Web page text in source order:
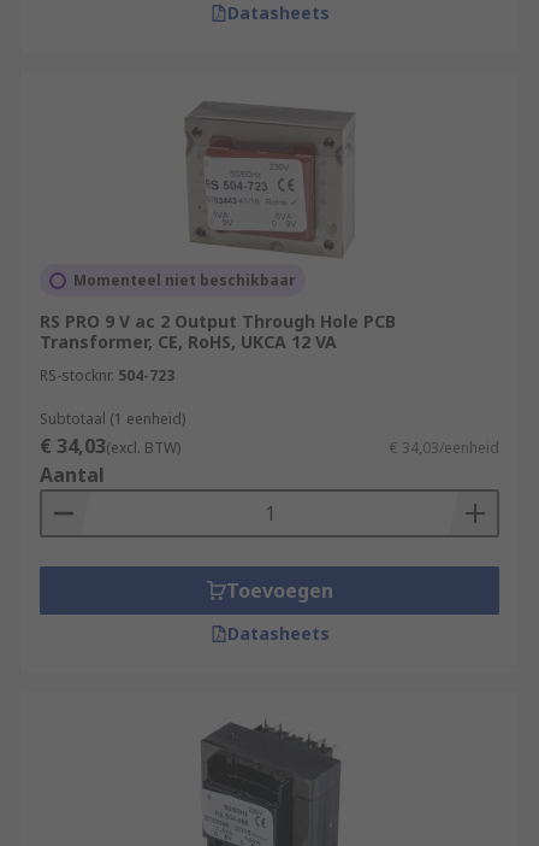
Datasheets
Momenteel niet beschikbaar
RS PRO 9 V ac 2 Output Through Hole PCB
Transformer, CE, RoHS, UKCA 12 VA
RS-stocknr. 504-723
Subtotaal (1 eenheid)
€ 34,03(excl. BTW) € 34,03/eenheid
Aantal
Toevoegen
Datasheets